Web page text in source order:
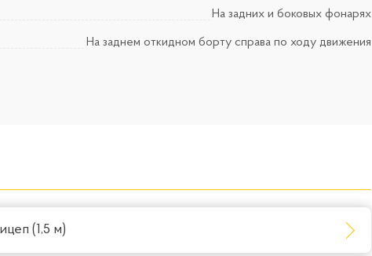
На задних и боковых фонарях
На заднем откидном борту справа по ходу движения
(1,5 м)